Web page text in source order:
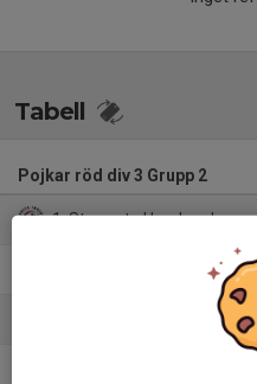
Tabell
Pojkar röd div 3 Grupp 2
1. Storvreta Ungdom IBK P12
2. Vaksala SK P 2012